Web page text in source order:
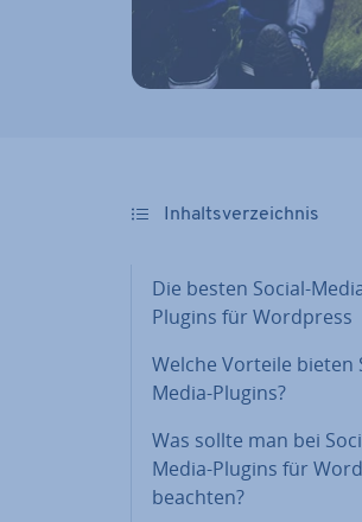
In­halts­ver­zeich­nis
Die besten Social-
Plugins für Wordpress
Welche Vorteile bieten
Media-Plugins?
Was sollte man bei
Media-Plugins für
beachten?